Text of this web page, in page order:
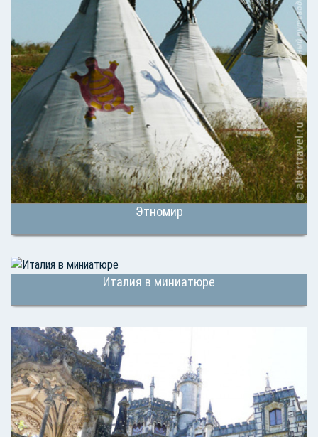
Этномир
Италия в миниатюре